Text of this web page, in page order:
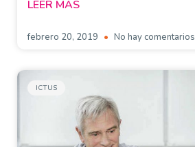
LEER MÁS
febrero 20, 2019 No hay comentarios
ICTUS